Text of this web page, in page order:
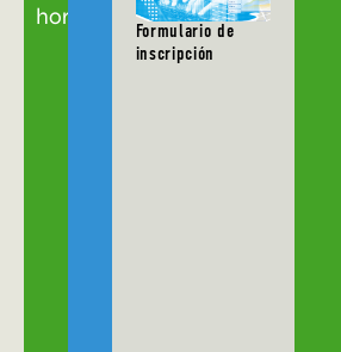
horas
Formulario de
inscripción